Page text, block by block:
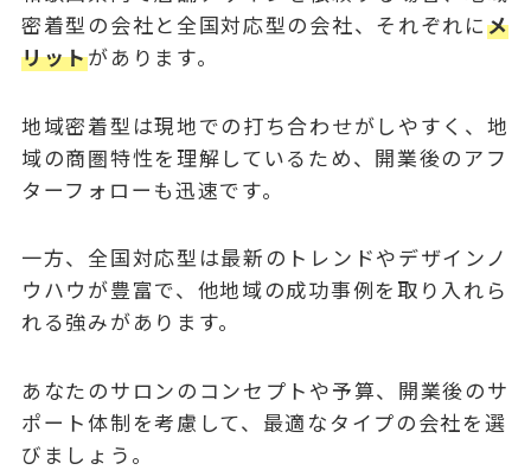
密着型の会社と 全国対応型の会社、それぞれにメ
リットがあります。
地域密着型は現地での打ち合わせがしやすく、地
域の商圏特性を理解しているため、開業後のアフ
ターフォローも迅速です。
一方、全国対応型は最新のトレンドやデザインノ
ウハウが豊富で、他地域の成功事例を取り入れら
れる強みがあります。
あなたのサロンのコンセプトや予算、開業後のサ
ポート体制を考慮して、最適なタイプの会社を選
びましょう。